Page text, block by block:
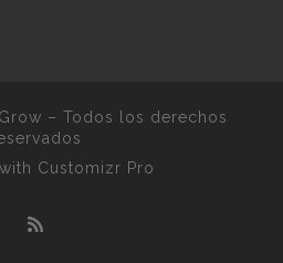
– Todos los derechos
Customizr Pro